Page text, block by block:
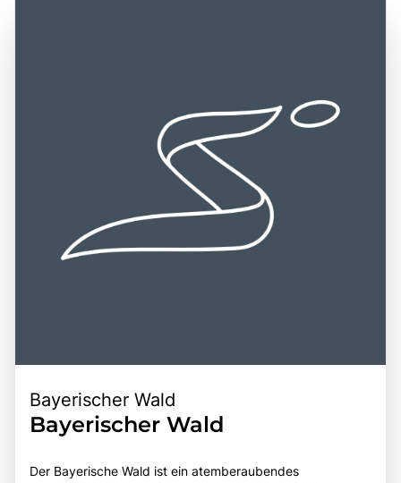
Bayerischer Wald
Bayerischer Wald
Der Bayerische Wald ist ein atemberaubendes